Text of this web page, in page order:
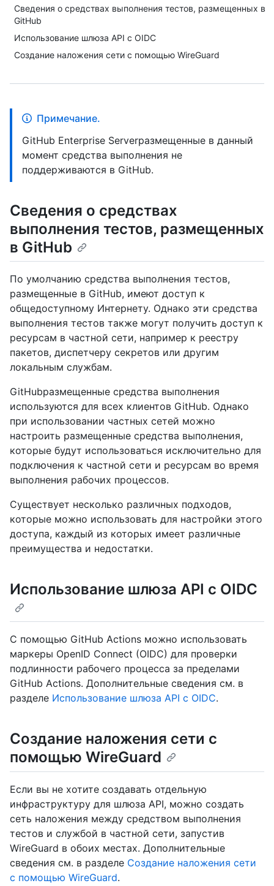
Сведения о средствах выполнения тестов, размещенных в
GitHub
Использование шлюза API с OIDC
Создание наложения сети с помощью WireGuard
Примечание.
GitHub Enterprise Serverразмещенные в данный
момент средства выполнения не
поддерживаются в GitHub.
Сведения о средствах
выполнения тестов, размещенных
в GitHub
По умолчанию средства выполнения тестов,
размещенные в GitHub, имеют доступ к
общедоступному Интернету. Однако эти средства
выполнения тестов также могут получить доступ к
ресурсам в частной сети, например к реестру
пакетов, диспетчеру секретов или другим
локальным службам.
GitHubразмещенные средства выполнения
используются для всех клиентов GitHub. Однако
при использовании частных сетей можно
настроить размещенные средства выполнения,
которые будут использоваться исключительно для
подключения к частной сети и ресурсам во время
выполнения рабочих процессов.
Существует несколько различных подходов,
которые можно использовать для настройки этого
доступа, каждый из которых имеет различные
преимущества и недостатки.
Использование шлюза API с OIDC
С помощью GitHub Actions можно использовать
маркеры OpenID Connect (OIDC) для проверки
подлинности рабочего процесса за пределами
GitHub Actions. Дополнительные сведения см. в
разделе Использование шлюза API с OIDC.
Создание наложения сети с
помощью WireGuard
Если вы не хотите создавать отдельную
инфраструктуру для шлюза API, можно создать
сеть наложения между средством выполнения
тестов и службой в частной сети, запустив
WireGuard в обоих местах. Дополнительные
сведения см. в разделе Создание наложения сети
с помощью WireGuard.